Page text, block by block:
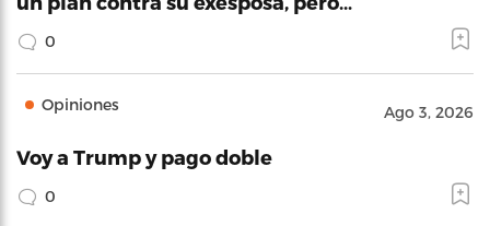
0
Opiniones Ago 3, 2026
Voy a Trump y pago doble
0